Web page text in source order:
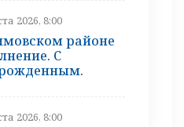
2026, 8:00
районе
С
2026, 8:00